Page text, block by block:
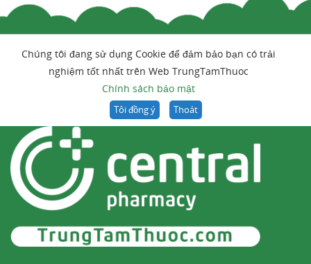
Chúng tôi đang sử dụng Cookie để đảm bảo bạn có trải
nghiệm tốt nhất trên Web TrungTamThuoc
Chính sách bảo mật
Tôi đồng ý Thoát